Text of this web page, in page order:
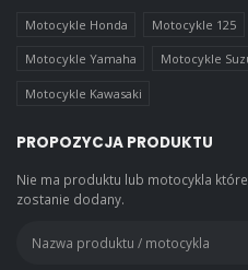
Motocykle Honda Motocykle 125
Motocykle Yamaha Motocykle
Motocykle Kawasaki
PROPOZYCJA PRODUKTU
Nie ma produktu lub motocykla
zostanie dodany.